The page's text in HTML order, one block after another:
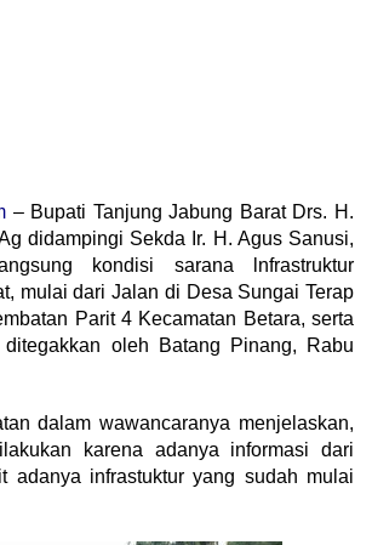
– Bupati Tanjung Jabung Barat Drs. H.
didampingi Sekda Ir. H. Agus Sanusi,
kondisi sarana lnfrastruktur
mulai dari Jalan di Desa Sungai Terap
Parit 4 Kecamatan Betara, serta
oleh Batang Pinang, Rabu
dalam wawancaranya menjelaskan,
karena adanya informasi dari
adanya infrastuktur yang sudah mulai